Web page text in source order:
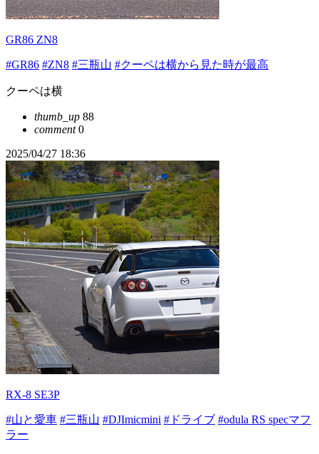
GR86 ZN8
#GR86 #ZN8 #三瓶山 #クーペは横から見た時が最高
クーペは横
thumb_up 88
comment0
2025/04/27 18:36
RX-8 SE3P
#山と愛車 #三瓶山 #DJImicmini #ドライブ #odula RS specマフ
ラー